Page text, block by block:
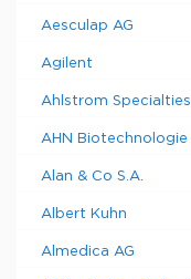
Aesculap AG
Agilent
Ahlstrom Specialties
AHN Biotechnologie
Alan & Co S.A.
Albert Kuhn
Almedica AG